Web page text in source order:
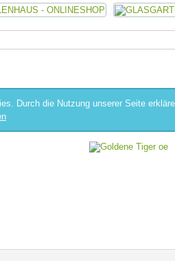
Durch die Nutzung unserer Seite